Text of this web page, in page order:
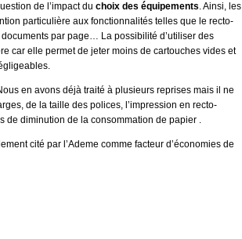
de l’impact du choix des équipements. Ainsi, les
particulière aux fonctionnalités telles que le recto-
par page… La possibilité d’utiliser des
car elle permet de jeter moins de cartouches vides et
en avons déjà traité à plusieurs reprises mais il ne
de la taille des polices, l’impression en recto-
de diminution de la consommation de papier .
cité par l’Ademe comme facteur d’économies de